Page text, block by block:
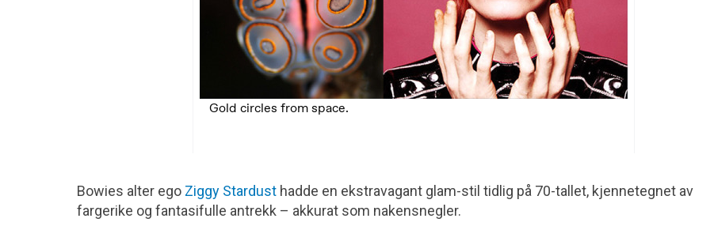
Bowies alter ego Ziggy Stardust hadde en ekstravagant glam-stil tidlig på 70-tallet, kjennetegnet av
fargerike og fantasifulle antrekk – akkurat som nakensnegler.